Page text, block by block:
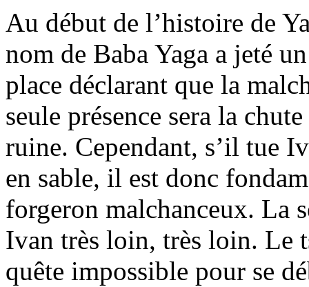
Au début de l’histoire de
nom de Baba Yaga a jeté
place déclarant que la
seule présence sera la
ruine. Cependant, s’il tue
en sable, il est donc
forgeron malchanceux. La
Ivan très loin, très loin. Le
quête impossible pour se